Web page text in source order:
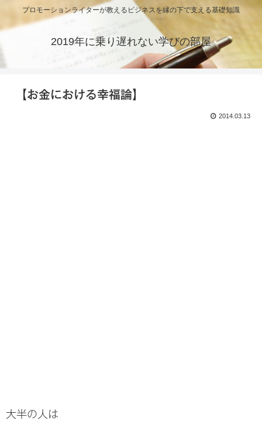
プロモーションライターが教えるビジネスを縁の下で支える基礎知識
2019年に乗り遅れない学びの部屋
【お金における幸福論】
2014.03.13
大半の人は